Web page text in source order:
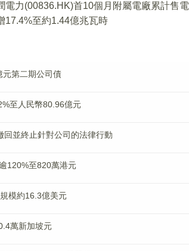
電力(00836.HK)首10個月附屬電廠累計售電
17.4%至約1.44億兆瓦時
元第二期公司債
至人民幣80.96億元
並終止針對公司的法律行動
120%至820萬港元
模約16.3億美元
萬新加坡元